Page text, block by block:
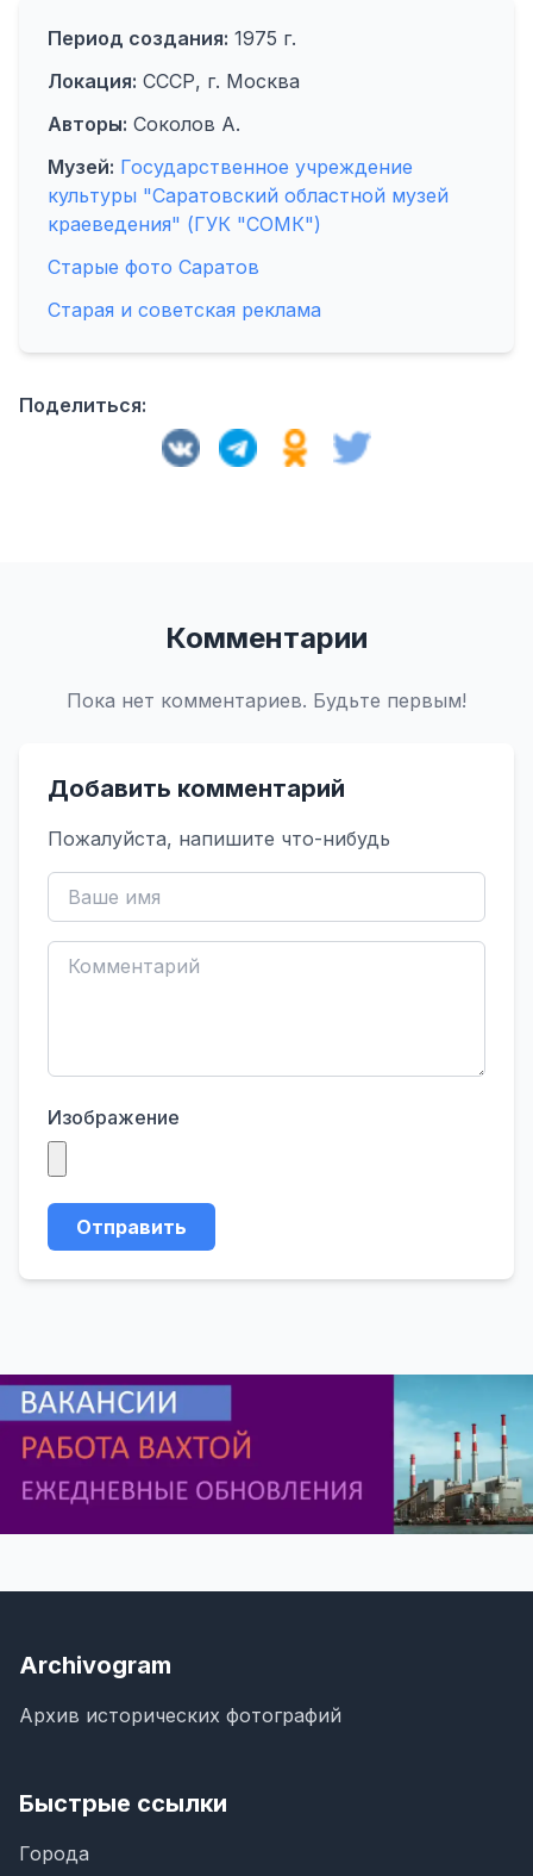
Период создания: 1975 г.
Локация: СССР, г. Москва
Авторы: Соколов А.
Музей: Государственное учреждение
культуры "Саратовский областной музей
краеведения" (ГУК "СОМК")
Старые фото Саратов
Старая и советская реклама
Поделиться:
Комментарии
Пока нет комментариев. Будьте первым!
Добавить комментарий
Пожалуйста, напишите что-нибудь
Изображение
Отправить
Archivogram
Архив исторических фотографий
Быстрые ссылки
Города